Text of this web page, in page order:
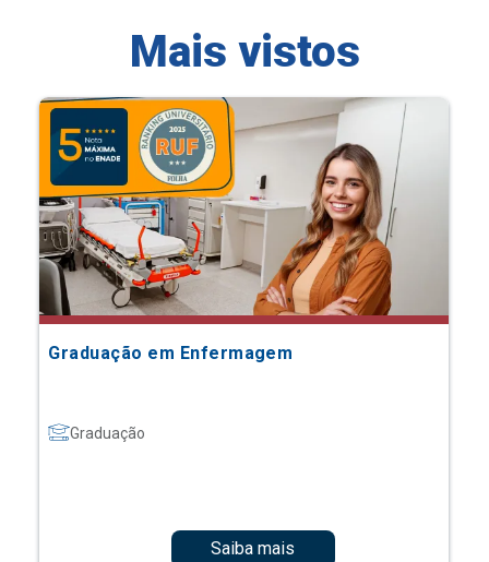
Mais vistos
Graduação em Enfermagem
Graduação
Saiba mais